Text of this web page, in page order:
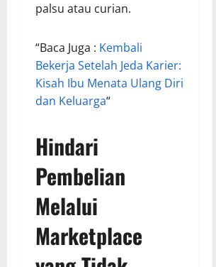
palsu atau curian.
“Baca Juga : Kembali
Bekerja Setelah Jeda Karier:
Kisah Ibu Menata Ulang Diri
dan Keluarga“
Hindari
Pembelian
Melalui
Marketplace